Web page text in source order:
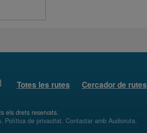
Totes les rutes Cercador de rutes
els drets reservats.
. Política de privacitat. Contactar amb Audioruta.